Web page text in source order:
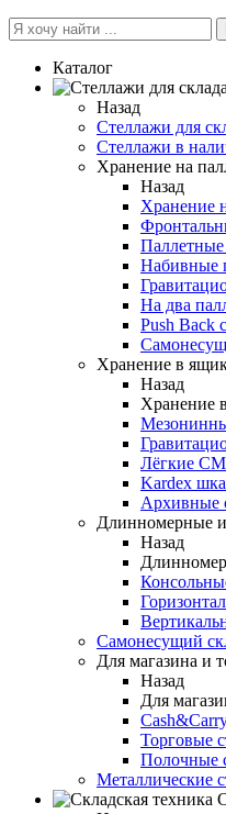
Каталог
Назад
Cтеллажи для
Стеллажи в
Хранение на
Назад
Хранение
Паллетные
Набивные
На два
Push Back
Хранение в
Назад
Хранение
Лёгкие
Kardex
Архивные
Длинномерные и
Назад
Самонесущий
Для магазина и
Назад
Для
Торговые
Полочные
Металлические